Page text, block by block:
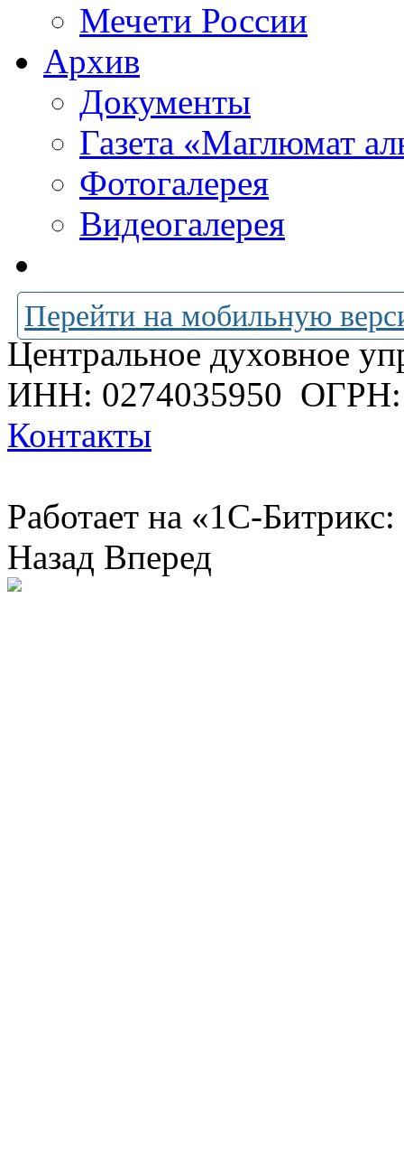
Мечети России
Архив
Документы
Газета «Маглюмат
Фотогалерея
Видеогалерея
Перейти на мобильную
Центральное духовное
ИНН: 0274035950 ОГРН:
Контакты
Работает на «1С-
Назад Вперед